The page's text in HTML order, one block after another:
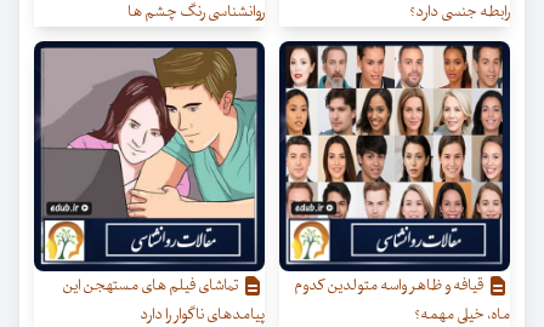
رابطه جنسی دارد؟
روانشناسی رنگ چشم ها
قیافه و ظاهر واسه متولدین کدوم
ماه، خیلی مهمه؟
تماشای فیلم های مستهجن این
پیامدهای ناگوار را دارد